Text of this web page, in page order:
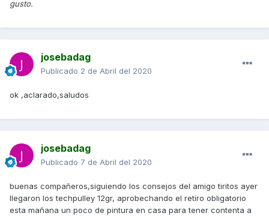
gusto.
josebadag
Publicado 2 de Abril del 2020
ok ,aclarado,saludos
josebadag
Publicado 7 de Abril del 2020
buenas compañeros,siguiendo los consejos del amigo tiritos ayer
llegaron los techpulley 12gr, aprobechando el retiro obligatorio
esta mañana un poco de pintura en casa para tener contenta a